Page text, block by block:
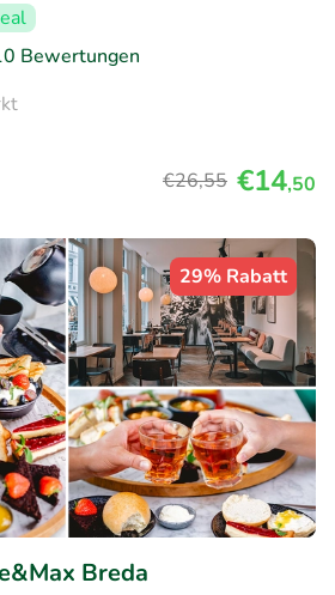
Bewertungen
€26,55 €14,50
29% Rabatt
Breda